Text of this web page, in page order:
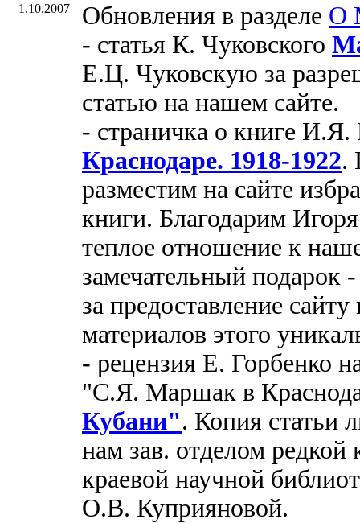
1.10.2007 Обновления в разделе О
- статья К. Чуковского
Е.Ц. Чуковскую за
статью на нашем сайте.
- страничка о книге
Краснодаре. 1918-1922.
разместим на сайте
книги. Благодарим
теплое отношение к
замечательный подарок
за предоставление
материалов этого
- рецензия Е. Горбенко
"С.Я. Маршак в
Кубани". Копия статьи
нам зав. отделом редкой
краевой научной
О.В. Куприяновой.